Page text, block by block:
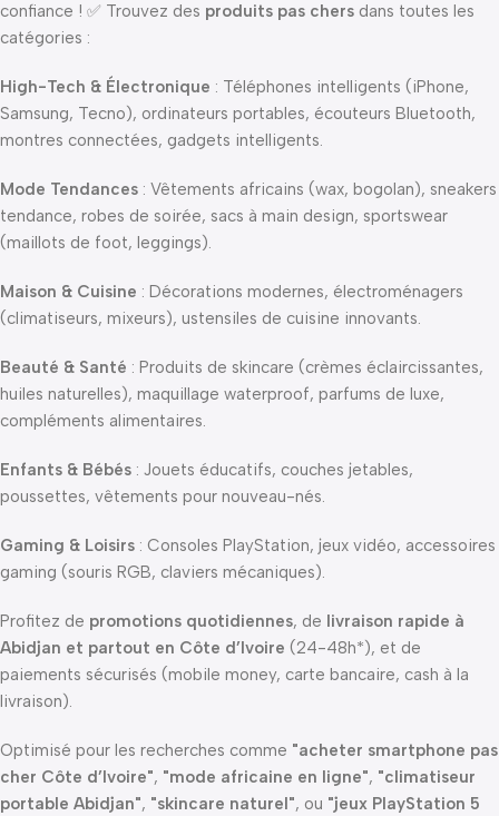
confiance ! ✅ Trouvez des produits pas chers dans toutes les
catégories :
High-Tech & Électronique : Téléphones intelligents (iPhone,
Samsung, Tecno), ordinateurs portables, écouteurs Bluetooth,
montres connectées, gadgets intelligents.
Mode Tendances : Vêtements africains (wax, bogolan), sneakers
tendance, robes de soirée, sacs à main design, sportswear
(maillots de foot, leggings).
Maison & Cuisine : Décorations modernes, électroménagers
(climatiseurs, mixeurs), ustensiles de cuisine innovants.
Beauté & Santé : Produits de skincare (crèmes éclaircissantes,
huiles naturelles), maquillage waterproof, parfums de luxe,
compléments alimentaires.
Enfants & Bébés : Jouets éducatifs, couches jetables,
poussettes, vêtements pour nouveau-nés.
Gaming & Loisirs : Consoles PlayStation, jeux vidéo, accessoires
gaming (souris RGB, claviers mécaniques).
Profitez de promotions quotidiennes, de livraison rapide à
Abidjan et partout en Côte d’Ivoire (24-48h*), et de
paiements sécurisés (mobile money, carte bancaire, cash à la
livraison).
Optimisé pour les recherches comme "acheter smartphone pas
cher Côte d’Ivoire", "mode africaine en ligne", "climatiseur
portable Abidjan", "skincare naturel", ou "jeux PlayStation 5